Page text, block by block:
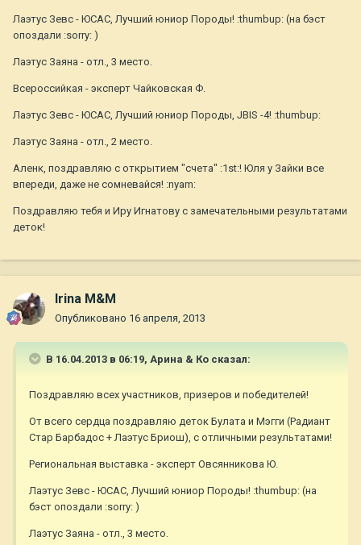
Лаэтус Зевс - ЮСАС, Лучший юниор Породы! :thumbup: (на бэст
опоздали :sorry: )
Лаэтус Заяна - отл., 3 место.
Всероссийкая - эксперт Чайковская Ф.
Лаэтус Зевс - ЮСАС, Лучший юниор Породы, JBIS -4! :thumbup:
Лаэтус Заяна - отл., 2 место.
Аленк, поздравляю с открытием "счета" :1st:! Юля у Зайки все
впереди, даже не сомневайся! :nyam:
Поздравляю тебя и Иру Игнатову с замечательными результатами
деток!
Irina M&M
Опубликовано 16 апреля, 2013
В 16.04.2013 в 06:19, Арина & Ко сказал:
Поздравляю всех участников, призеров и победителей!
От всего сердца поздравляю деток Булата и Мэгги (Радиант
Стар Барбадос + Лаэтус Бриош), с отличными результатами!
Региональная выставка - эксперт Овсянникова Ю.
Лаэтус Зевс - ЮСАС, Лучший юниор Породы! :thumbup: (на
бэст опоздали :sorry: )
Лаэтус Заяна - отл., 3 место.